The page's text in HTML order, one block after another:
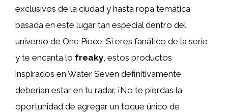
exclusivos de la ciudad y hasta ropa temática
basada en este lugar tan especial dentro del
universo de One Piece. Si eres fanático de la serie
y te encanta lo freaky, estos productos
inspirados en Water Seven definitivamente
deberían estar en tu radar. ¡No te pierdas la
oportunidad de agregar un toque único de